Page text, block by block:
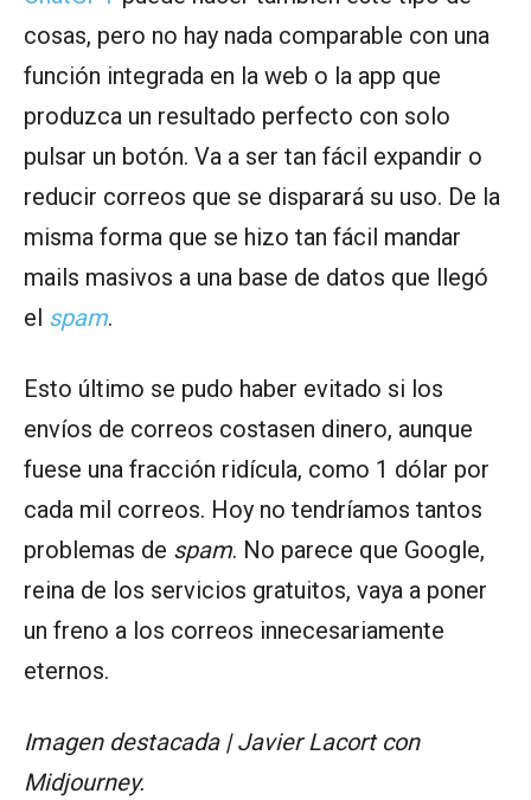
cosas, pero no hay nada comparable con una
función integrada en la web o la app que
produzca un resultado perfecto con solo
pulsar un botón. Va a ser tan fácil expandir o
reducir correos que se disparará su uso. De la
misma forma que se hizo tan fácil mandar
mails masivos a una base de datos que llegó
el spam.
Esto último se pudo haber evitado si los
envíos de correos costasen dinero, aunque
fuese una fracción ridícula, como 1 dólar por
cada mil correos. Hoy no tendríamos tantos
problemas de spam. No parece que Google,
reina de los servicios gratuitos, vaya a poner
un freno a los correos innecesariamente
eternos.
Imagen destacada | Javier Lacort con
Midjourney.